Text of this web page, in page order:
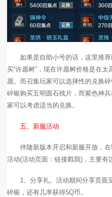
如果是自助小号的话，这里推荐
买“许愿树”，现在许愿树价格是在
愿。而召集玩家可以选择性的兑换
碎银购买五明圆石残片，而紫色神
家可以考虑适当的兑换。
五、新服活动
伴随新版本开启和新服开放，在
活动(活动页面：链接戳我)，主要有
1、分享礼。活动期间分享页面
碎银，还有几率获得5Q币。